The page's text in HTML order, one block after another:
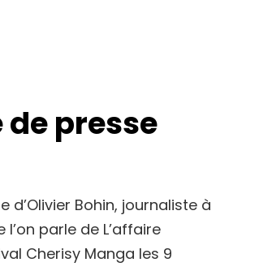
presse
d’Olivier Bohin, journaliste à
l’on parle de L’affaire
Cherisy Manga les 9